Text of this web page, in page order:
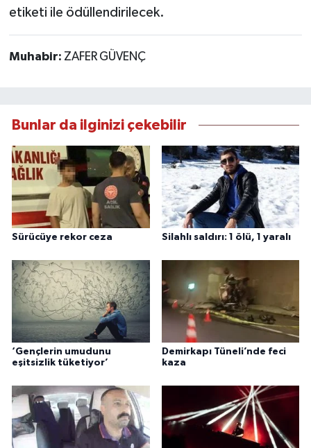
etiketi ile ödüllendirilecek.
Muhabir: ZAFER GÜVENÇ
Bunlar da ilginizi çekebilir
Sürücüye rekor ceza Silahlı saldırı: 1 ölü, 1 yaralı
‘Gençlerin umudunu
eşitsizlik tüketiyor’
Demirkapı Tüneli’nde feci
kaza